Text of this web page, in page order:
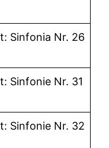
Sinfonia Nr. 26
Sinfonie Nr. 31
Sinfonie Nr. 32